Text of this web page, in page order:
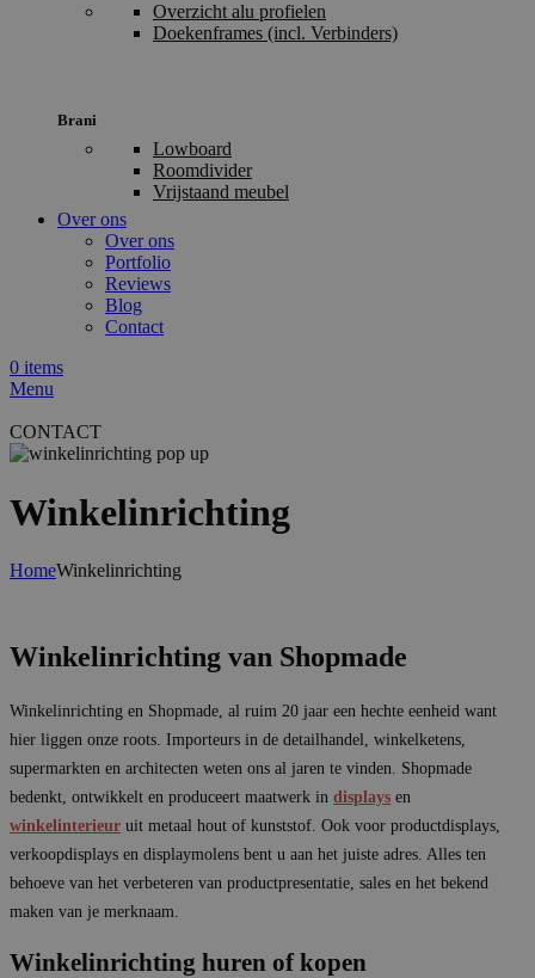
Overzicht alu profielen
Doekenframes (incl. Verbinders)
Brani
Lowboard
Roomdivider
Vrijstaand meubel
Over ons
Over ons
Portfolio
Reviews
Blog
Contact
0 items
Menu
CONTACT
Winkelinrichting
HomeWinkelinrichting
Winkelinrichting van Shopmade
Winkelinrichting en Shopmade, al ruim 20 jaar een hechte eenheid want
hier liggen onze roots. Importeurs in de detailhandel, winkelketens,
supermarkten en architecten weten ons al jaren te vinden. Shopmade
bedenkt, ontwikkelt en produceert maatwerk in displays en
winkelinterieur uit metaal hout of kunststof. Ook voor productdisplays,
verkoopdisplays en displaymolens bent u aan het juiste adres. Alles ten
behoeve van het verbeteren van productpresentatie, sales en het bekend
maken van je merknaam.
Winkelinrichting huren of kopen